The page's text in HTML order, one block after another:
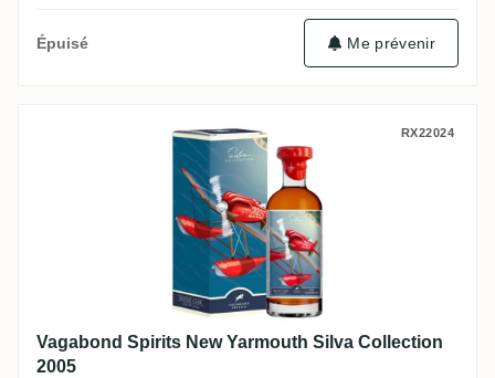
Épuisé Me prévenir
Vagabond Spirits New Yarmouth Silva
RX22024
Vagabond Spirits New Yarmouth Silva Collection
2005